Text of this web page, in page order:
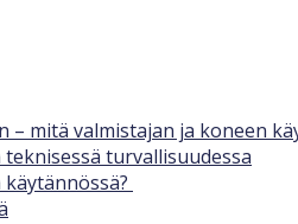
mitä valmistajan ja koneen
turvallisuudessa